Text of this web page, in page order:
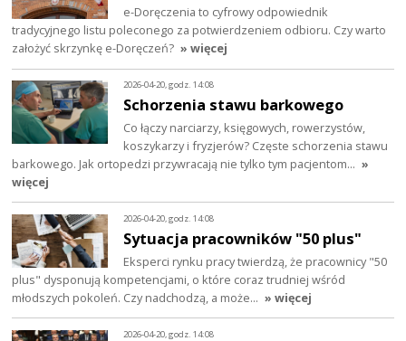
e-Doręczenia to cyfrowy odpowiednik
tradycyjnego listu poleconego za potwierdzeniem odbioru. Czy warto
założyć skrzynkę e-Doręczeń? » więcej
2026-04-20, godz. 14:08
Schorzenia stawu barkowego
Co łączy narciarzy, księgowych, rowerzystów,
koszykarzy i fryzjerów? Częste schorzenia stawu
barkowego. Jak ortopedzi przywracają nie tylko tym pacjentom… »
więcej
2026-04-20, godz. 14:08
Sytuacja pracowników "50 plus"
Eksperci rynku pracy twierdzą, że pracownicy "50
plus" dysponują kompetencjami, o które coraz trudniej wśród
młodszych pokoleń. Czy nadchodzą, a może… » więcej
2026-04-20, godz. 14:08